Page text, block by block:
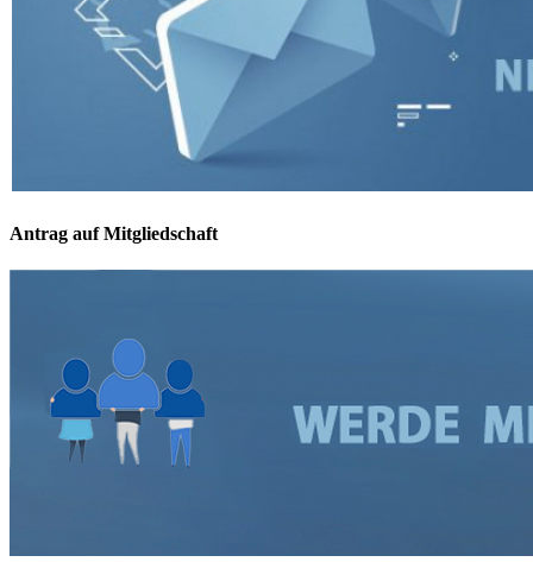
Antrag auf Mitgliedschaft